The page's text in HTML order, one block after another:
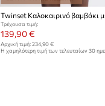
Τρέχουσα τιμή:
139,90 €
Αρχική τιμή:234,90 €
Η χαμηλότερη τιμή των τελευταίων 30